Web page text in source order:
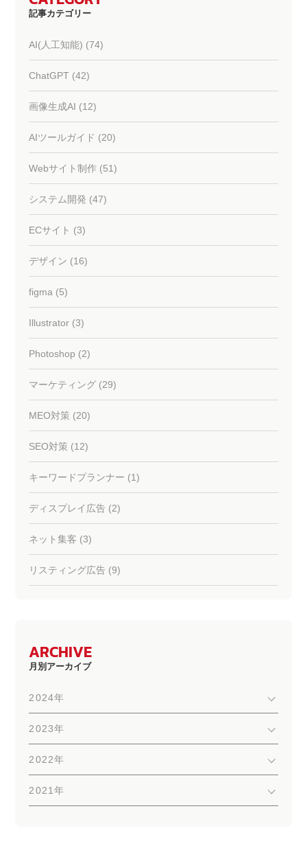
記事カテゴリー
AI(人工知能) (74)
ChatGPT (42)
画像生成AI (12)
AIツールガイド (20)
Webサイト制作 (51)
システム開発 (47)
ECサイト (3)
デザイン (16)
figma (5)
Illustrator (3)
Photoshop (2)
マーケティング (29)
MEO対策 (20)
SEO対策 (12)
キーワードプランナー (1)
ディスプレイ広告 (2)
ネット集客 (3)
リスティング広告 (9)
ARCHIVE
月別アーカイブ
2024年
2023年
2022年
2021年